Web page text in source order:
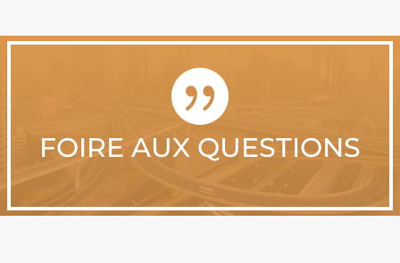

FOIRE AUX QUESTIONS